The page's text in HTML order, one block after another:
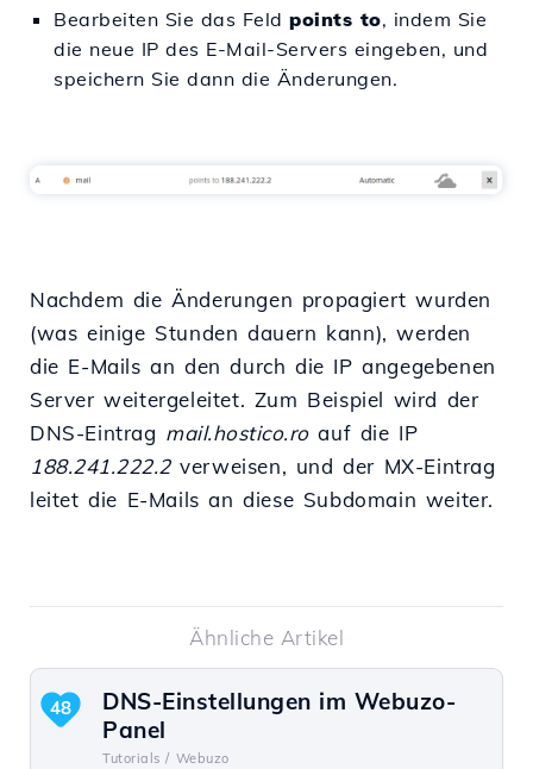
Bearbeiten Sie das Feld points to, indem Sie
die neue IP des E-Mail-Servers eingeben, und
speichern Sie dann die Änderungen.
Nachdem die Änderungen propagiert wurden
(was einige Stunden dauern kann), werden
die E-Mails an den durch die IP angegebenen
Server weitergeleitet. Zum Beispiel wird der
DNS-Eintrag mail.hostico.roauf die IP
188.241.222.2verweisen, und der MX-Eintrag
leitet die E-Mails an diese Subdomain weiter.
Ähnliche Artikel
DNS-Einstellungen im Webuzo-
Panel
Tutorials / Webuzo
48